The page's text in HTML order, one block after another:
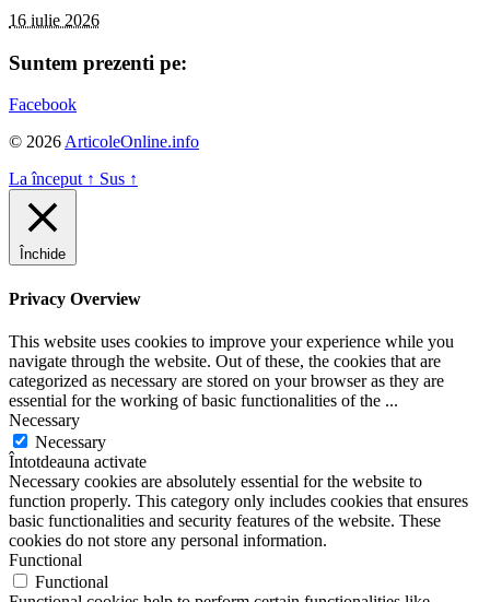
16 iulie 2026
Suntem prezenti pe:
Facebook
© 2026 ArticoleOnline.info
La început ↑ Sus ↑
Închide
Privacy Overview
This website uses cookies to improve your experience while you
navigate through the website. Out of these, the cookies that are
categorized as necessary are stored on your browser as they are
essential for the working of basic functionalities of the ...
Necessary
Necessary
Întotdeauna activate
Necessary cookies are absolutely essential for the website to
function properly. This category only includes cookies that ensures
basic functionalities and security features of the website. These
cookies do not store any personal information.
Functional
Functional